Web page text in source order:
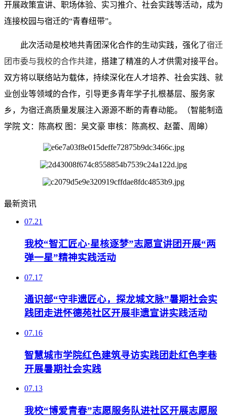
开展政策宣讲、 职场体验、 实习推介、 社会实践等活动，成为
连接校园与宿迁的“青春纽带”。
此次活动是校地共青团深化合作的生动实践，强化了宿迁
团市委与我校的合作共建， 搭建了精准的人才供需对接平台。
双方将以联络站为载体，持续深化在人才培养、社会实践、 就
业创业等领域的合作，引导更多青年学子扎根基层、服务家
乡，为宿迁高质量发展注入源源不断的青春动能。（智能制造
学院 文：陈高权 图： 吴文豪 审核：陈高权、赵蕾、周皞）
最新资讯
07.21
我校“智汇匠心·星核逐梦”志愿宣讲团开展“两
弹一星”精神实践活动
07.17
通识部“守非遗匠心，探龙城文脉”暑期社会实
践团走进怀德苑社区开展非遗宣讲实践活动
07.16
智慧城市学院红色建筑寻访实践团赴红色李巷
开展暑期社会实践
07.13
我校“博爱青春”志愿服务队进社区开展志愿服